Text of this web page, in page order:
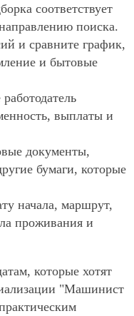
соответствует
поиска.
и сравните график,
и бытовые
выплаты и
документы,
бумаги, которые
начала, маршрут,
проживания и
которые хотят
"Машинист